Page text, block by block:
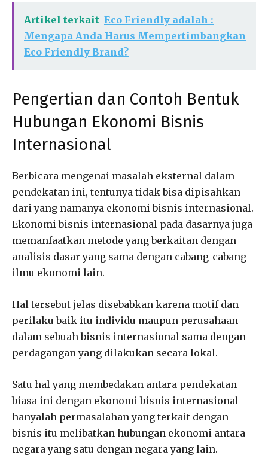
Artikel terkait Eco Friendly adalah :
Mengapa Anda Harus Mempertimbangkan
Eco Friendly Brand?
Pengertian dan Contoh Bentuk
Hubungan Ekonomi Bisnis
Internasional
Berbicara mengenai masalah eksternal dalam
pendekatan ini, tentunya tidak bisa dipisahkan
dari yang namanya ekonomi bisnis internasional.
Ekonomi bisnis internasional pada dasarnya juga
memanfaatkan metode yang berkaitan dengan
analisis dasar yang sama dengan cabang-cabang
ilmu ekonomi lain.
Hal tersebut jelas disebabkan karena motif dan
perilaku baik itu individu maupun perusahaan
dalam sebuah bisnis internasional sama dengan
perdagangan yang dilakukan secara lokal.
Satu hal yang membedakan antara pendekatan
biasa ini dengan ekonomi bisnis internasional
hanyalah permasalahan yang terkait dengan
bisnis itu melibatkan hubungan ekonomi antara
negara yang satu dengan negara yang lain.